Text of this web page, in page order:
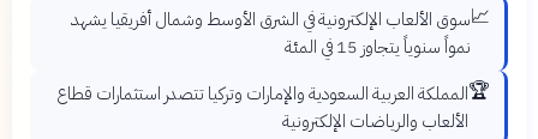
📈سوق الألعاب الإلكترونية في الشرق الأوسط وشمال أفريقيا يشهد
نمواً سنوياً يتجاوز 15 في المئة
🏆المملكة العربية السعودية والإمارات وتركيا تتصدر استثمارات قطاع
الألعاب والرياضات الإلكترونية